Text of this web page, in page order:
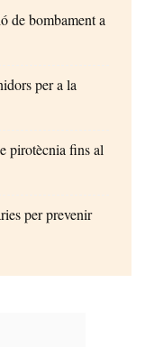
de bombament a
per a la
pirotècnia fins al
per prevenir